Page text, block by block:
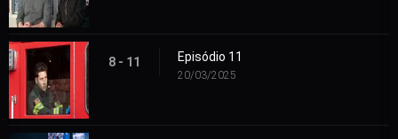
8 - 11 Episódio 11
20/03/2025